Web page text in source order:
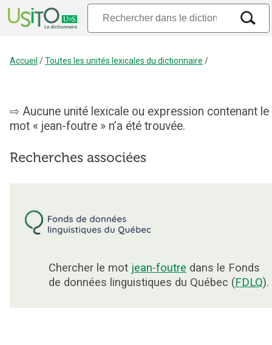
Accueil /Toutes les unités lexicales du dictionnaire /
Aucune unité lexicale ou expression contenant le
mot « jean-foutre » n’a été trouvée.
Recherches associées
Chercher le mot jean-foutre dans le Fonds
de données linguistiques du Québec (FDLQ).